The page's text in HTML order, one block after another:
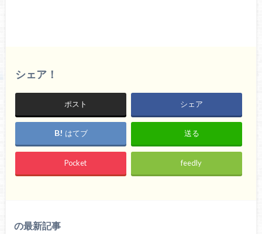
シェア！
ポスト シェア
はてブ 送る
Pocket feedly
の最新記事